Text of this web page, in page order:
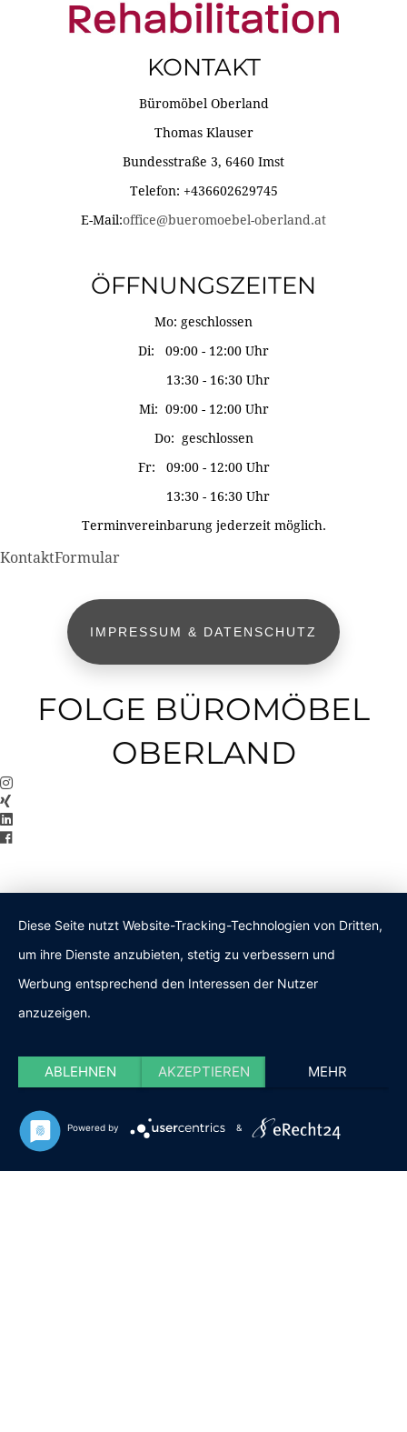
KONTAKT
Büromöbel Oberland
Thomas Klauser
Bundesstraße 3, 6460 Imst
Telefon: +436602629745
E-Mail:office@bueromoebel-oberland.at
ÖFFNUNGSZEITEN
Mo: geschlossen
Di: 09:00 - 12:00 Uhr
13:30 - 16:30 Uhr
Mi: 09:00 - 12:00 Uhr
Do: geschlossen
Fr: 09:00 - 12:00 Uhr
13:30 - 16:30 Uhr
Terminvereinbarung jederzeit möglich.
KontaktFormular
IMPRESSUM & DATENSCHUTZ
FOLGE BÜROMÖBEL
OBERLAND
Diese Seite nutzt Website-Tracking-Technologien von Dritten,
um ihre Dienste anzubieten, stetig zu verbessern und
Werbung entsprechend den Interessen der Nutzer
anzuzeigen.
ABLEHNEN AKZEPTIEREN MEHR
Powered by &